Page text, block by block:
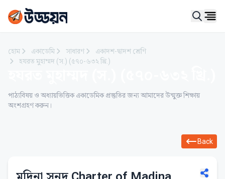
হোম একাডেমি সাধারণ
একাদশ-দ্বাদশ শ্রেণি
হযরত মুহাম্মদ (স.) (৫৭০-৬৩২ খ্রি.)
পাঠ্যবিষয় ও অধ্যায়ভিত্তিক একাডেমিক প্রস্তুতির জন্য আমাদের উন্মুক্ত শিক্ষায়
অংশগ্রহণ করুন।
Back